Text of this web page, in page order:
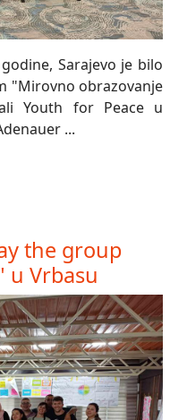
Sarajevo je bilo
"Mirovno obrazovanje
Youth for Peace u
...
the group
u Vrbasu